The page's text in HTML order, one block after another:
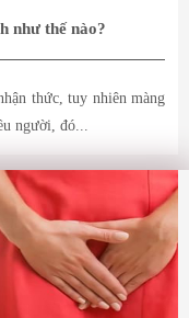
như thế nào?
thức, tuy nhiên màng
người, đó...